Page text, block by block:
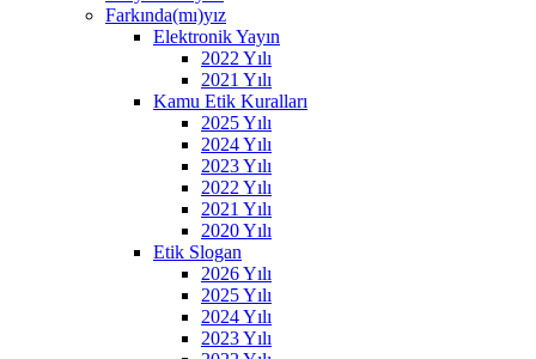
Farkında(mı)yız
Elektronik Yayın
2022 Yılı
2021 Yılı
Kamu Etik Kuralları
2025 Yılı
2024 Yılı
2023 Yılı
2022 Yılı
2021 Yılı
2020 Yılı
Etik Slogan
2026 Yılı
2025 Yılı
2024 Yılı
2023 Yılı